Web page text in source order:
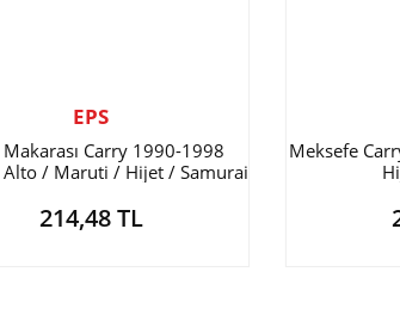
EPS
Makarası Carry 1990-1998
Alto / Maruti / Hijet / Samurai
214,48 TL
Meksefe